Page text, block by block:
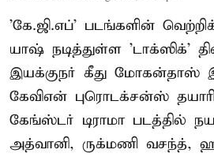
'கே.ஜி.எப்' படங்களின்
யாஷ் நடித்துள்ள 'டாக்ஸிக்'
இயக்குநர் கீது மோகன்தாஸ்
கேவிஎன் புரொடக்சன்ஸ்
கேங்ஸ்டர் டிராமா படத்தில்
அத்வானி, ருக்மணி வசந்த்,